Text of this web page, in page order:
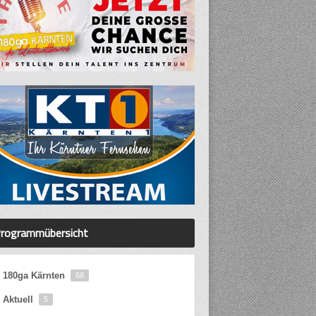
180ga Kärnten 68
Aktuell 5